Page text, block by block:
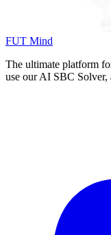
FUT Mind
The ultimate platform
use our AI SBC Solver,